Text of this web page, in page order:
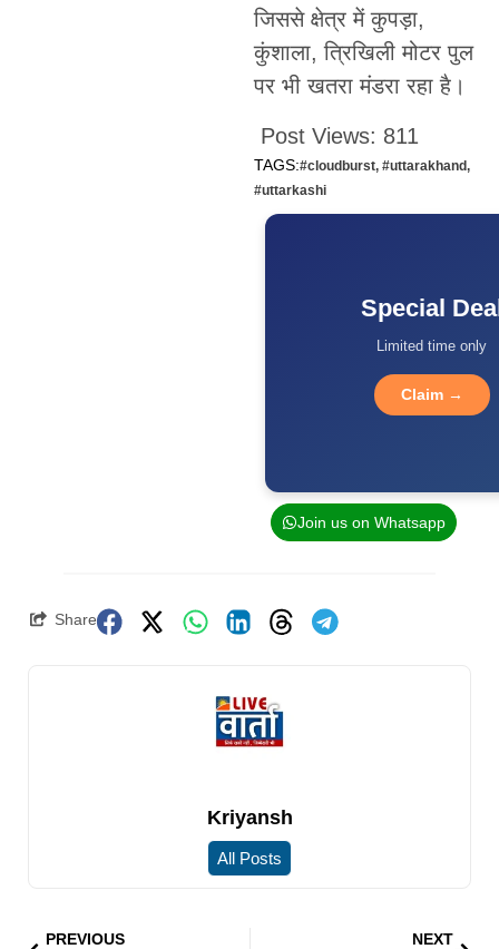
जिससे क्षेत्र में कुपड़ा,
कुंशाला, त्रिखिली मोटर पुल
पर भी खतरा मंडरा रहा है।
Post Views: 811
TAGS:#cloudburst, #uttarakhand,
#uttarkashi
Special
Limited time only
Claim →
Join us on Whatsapp
Share
Kriyansh
All Posts
PREVIOUS NEXT